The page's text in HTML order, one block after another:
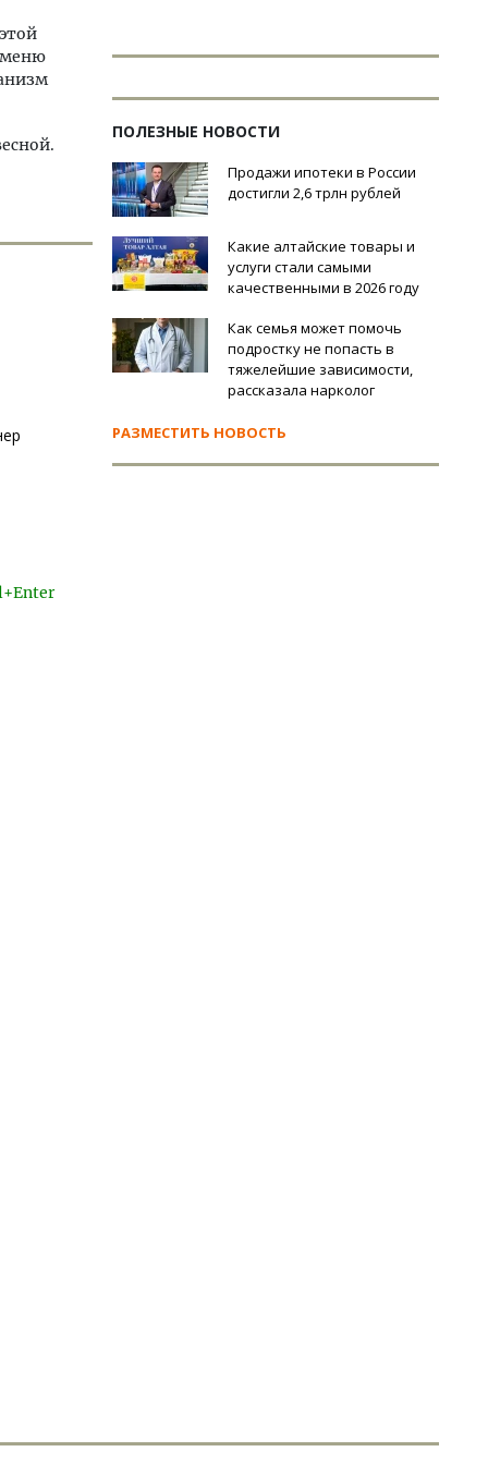
меню
ПОЛЕЗНЫЕ НОВОСТИ
Продажи ипотеки в России
достигли 2,6 трлн рублей
Какие алтайские товары и
услуги стали самыми
качественными в 2026 году
Как семья может помочь
подростку не попасть в
тяжелейшие зависимости,
рассказала нарколог
РАЗМЕСТИТЬ НОВОСТЬ